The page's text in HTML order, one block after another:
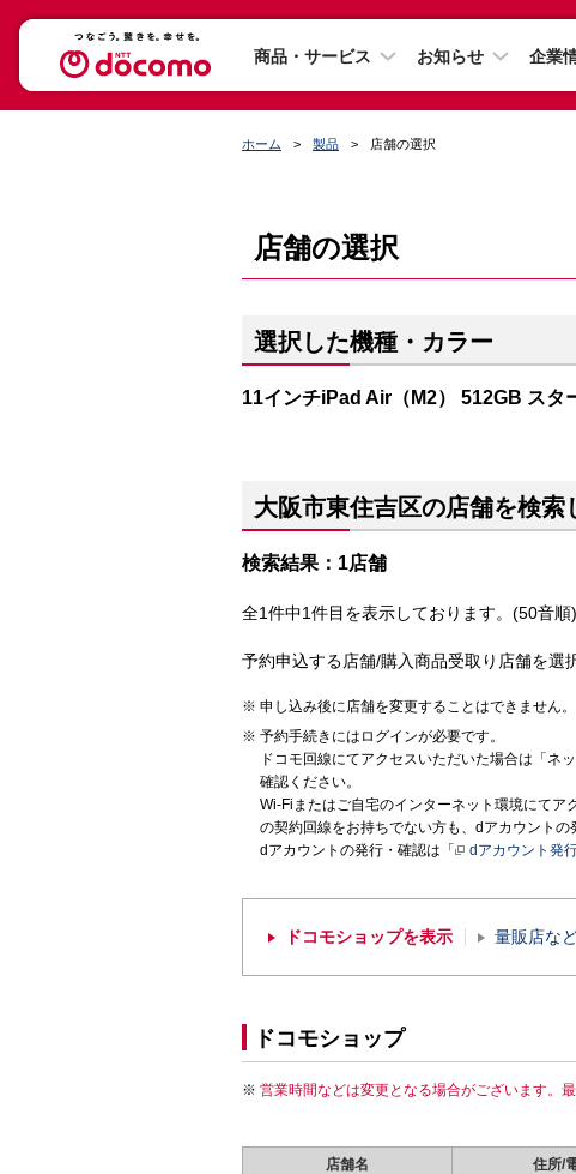
商品・サービス お知らせ 企業
ホーム 製品 店舗の選択
店舗の選択
選択した機種・カラー
11インチiPad Air（M2） 512GB スタ
大阪市東住吉区の店舗を検
検索結果：1店舗
全1件中1件目を表示しております。(50音順)
予約申込する店舗/購入商品受取り店舗を選
申し込み後に店舗を変更することはできません。
予約手続きにはログインが必要です。
ドコモ回線にてアクセスいただいた場合は「ネ
確認ください。
Wi-Fiまたはご自宅のインターネット環境にて
の契約回線をお持ちでない方も、dアカウントの
dアカウントの発行・確認は「
dアカウント発
ドコモショップを表示 量販店な
ドコモショップ
営業時間などは変更となる場合がございます。
店舗名 住所/